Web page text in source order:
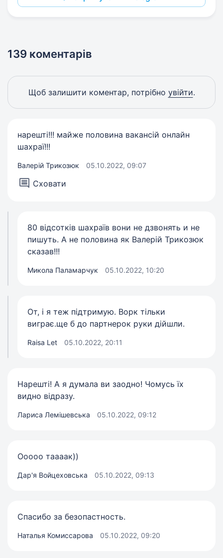
139 коментарів
Щоб залишити коментар, потрібно увійти.
нарешті!!! майже половина вакансій онлайн
шахраї!!!
Валерій Трикозюк 05.10.2022, 09:07
Сховати
80 відсотків шахраїв вони не дзвонять и не
пишуть. А не половина як Валерій Трикозюк
сказав!!!
Микола Паламарчук 05.10.2022, 10:20
От, і я теж підтримую. Ворк тільки
виграє.ще б до партнерок руки дійшли.
Raisa Let 05.10.2022, 20:11
Нарешті! А я думала ви заодно! Чомусь їх
видно відразу.
Лариса Лемішевська 05.10.2022, 09:12
Ооооо таааак))
Дар'я Войцеховська 05.10.2022, 09:13
Спасибо за безопастность.
Наталья Комиссарова 05.10.2022, 09:20